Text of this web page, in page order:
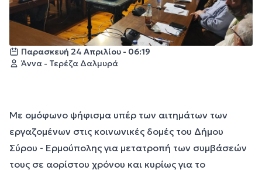
Παρασκευή 24 Απριλίου - 06:19
Άννα - Τερέζα Δαλμυρά
Με ομόφωνο ψήφισμα υπέρ των αιτημάτων των
εργαζομένων στις κοινωνικές δομές του Δήμου
Σύρου - Ερμούπολης για μετατροπή των συμβάσεών
τους σε αορίστου χρόνου και κυρίως για το